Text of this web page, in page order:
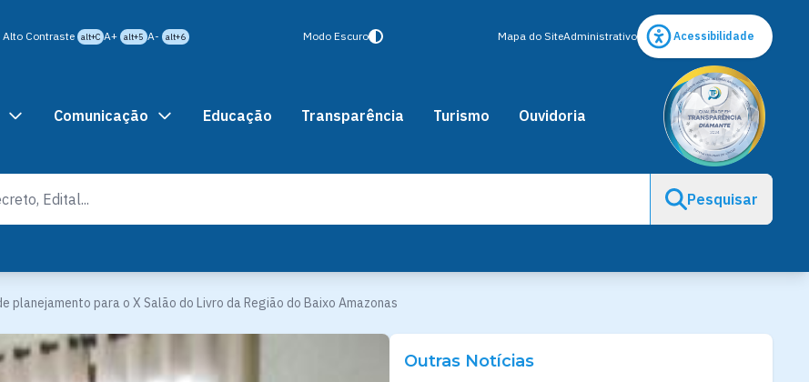
Alto Contraste alt+C A+ alt+5 A- alt+6 Modo Escuro Mapa do SiteAdministrativo Acessibilidade
Comunicação Educação Transparência Turismo Ouvidoria
Pesquisar
planejamento para o X Salão do Livro da Região do Baixo Amazonas
Outras Notícias